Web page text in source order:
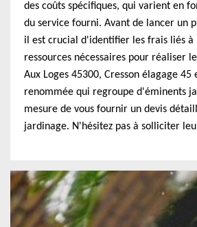
des coûts spécifiques, qui varient en
du service fourni. Avant de lancer un
il est crucial d'identifier les frais liés à
ressources nécessaires pour réaliser
Aux Loges 45300, Cresson élagage
renommée qui regroupe d'éminents
mesure de vous fournir un devis
jardinage. N'hésitez pas à solliciter